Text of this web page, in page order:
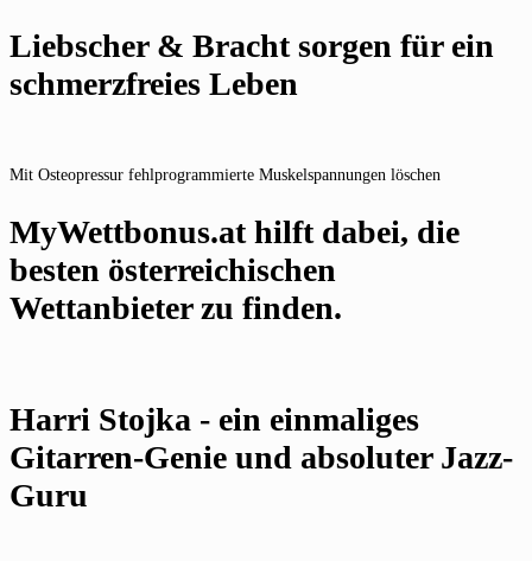
Liebscher & Bracht sorgen für ein
schmerzfreies Leben
Mit Osteopressur fehlprogrammierte Muskelspannungen löschen
MyWettbonus.at hilft dabei, die
besten österreichischen
Wettanbieter zu finden.
Harri Stojka - ein einmaliges
Gitarren-Genie und absoluter Jazz-
Guru